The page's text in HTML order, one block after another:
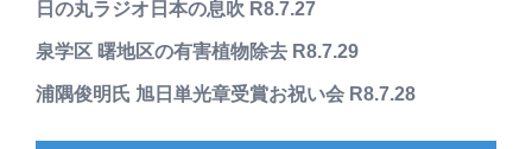
日の丸ラジオ日本の息吹 R8.7.27
泉学区 曙地区の有害植物除去 R8.7.29
浦隅俊明氏 旭日単光章受賞お祝い会 R8.7.28